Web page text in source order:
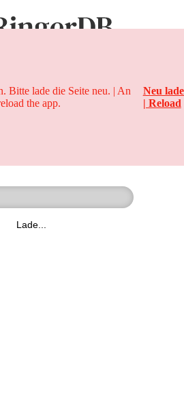
Jahre
Lade...
Bitte lade die Seite neu. | An
the app.
Neu
| Reload